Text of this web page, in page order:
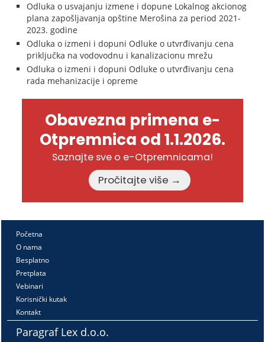
Odluka o usvajanju izmene i dopune Lokalnog akcionog
plana zapošljavanja opštine Merošina za period 2021-
2023. godine
Odluka o izmeni i dopuni Odluke o utvrđivanju cena
priključka na vodovodnu i kanalizacionu mrežu
Odluka o izmeni i dopuni Odluke o utvrđivanju cena
rada mehanizacije i opreme
Obavezna primena e-
Otpremnica od 1.1.2026.
Saznajte sve o e-Otpremnicama!
Pročitajte više →
Početna
O nama
Besplatno
Pretplata
Vebinari
Korisnički kutak
Kontakt
Paragraf Lex d.o.o.